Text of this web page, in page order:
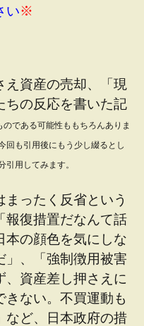
い※
え資産の売却、「現
ちの反応を書いた記
のである可能性ももちろんありま
回も引用後にもう少し綴るとし
用してみます。
まったく反省という
報復措置だなんて話
本の顔色を気にしな
」、「強制徴用被害
、資産差し押さえに
ない。不買運動も
など、日本政府の措